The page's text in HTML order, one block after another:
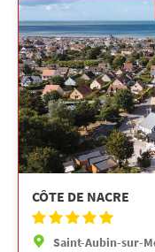
CÔTE DE NACRE
Saint-Aubin-sur-